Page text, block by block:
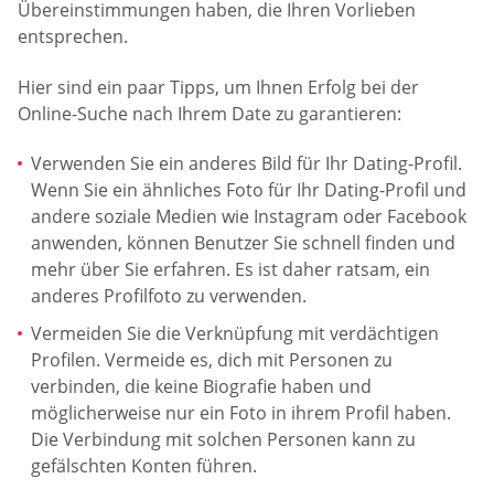
Übereinstimmungen haben, die Ihren Vorlieben
entsprechen.
Hier sind ein paar Tipps, um Ihnen Erfolg bei der
Online-Suche nach Ihrem Date zu garantieren:
Verwenden Sie ein anderes Bild für Ihr Dating-Profil.
Wenn Sie ein ähnliches Foto für Ihr Dating-Profil und
andere soziale Medien wie Instagram oder Facebook
anwenden, können Benutzer Sie schnell finden und
mehr über Sie erfahren. Es ist daher ratsam, ein
anderes Profilfoto zu verwenden.
Vermeiden Sie die Verknüpfung mit verdächtigen
Profilen. Vermeide es, dich mit Personen zu
verbinden, die keine Biografie haben und
möglicherweise nur ein Foto in ihrem Profil haben.
Die Verbindung mit solchen Personen kann zu
gefälschten Konten führen.